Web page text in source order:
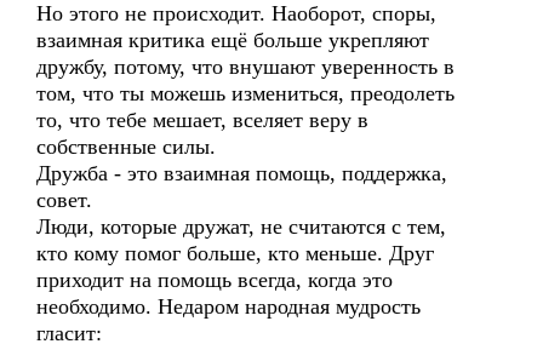
Но этого не происходит. Наоборот, споры,
взаимная критика ещё больше укрепляют
дружбу, потому, что внушают уверенность в
том, что ты можешь измениться, преодолеть
то, что тебе мешает, вселяет веру в
собственные силы.
Дружба - это взаимная помощь, поддержка,
совет.
Люди, которые дружат, не считаются с тем,
кто кому помог больше, кто меньше. Друг
приходит на помощь всегда, когда это
необходимо. Недаром народная мудрость
гласит: